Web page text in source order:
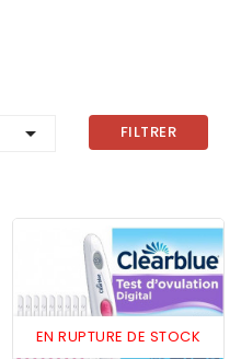
 FILTRER
EN RUPTURE DE STOCK